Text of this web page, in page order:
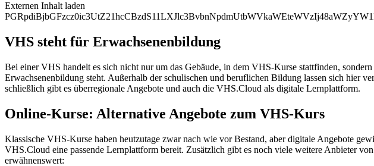
Externen Inhalt laden
VHS steht für Erwachsenenbildung
Bei einer VHS handelt es sich nicht nur um das Gebäude, in dem VHS-Kurse stattfinden,
Erwachsenenbildung steht. Außerhalb der schulischen und beruflichen Bildung lassen sich hier
schließlich gibt es überregionale Angebote und auch die VHS.Cloud als digitale Lernplattform.
Online-Kurse: Alternative Angebote zum VHS-Kurs
Klassische VHS-Kurse haben heutzutage zwar nach wie vor Bestand, aber digitale Angebote
VHS.Cloud eine passende Lernplattform bereit. Zusätzlich gibt es noch viele weitere Anbieter
erwähnenswert: